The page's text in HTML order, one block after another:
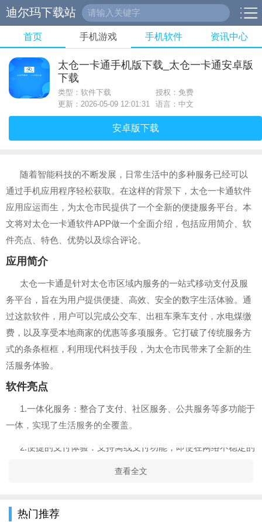
迪尔玛下载站
首页 手机游戏 手机软件 资讯中心
太仓一卡通手机版下载_太仓一卡通安卓版
下载
类型：软件下载
授权：免费
更新：2026-05-09 12:01:31
语言：中文
安卓版下载
随着智能科技的不断发展，日常生活中的多种服务已经可以
通过手机应用程序轻松获取。在这样的背景下，太仓一卡通软件
应用应运而生，为太仓市民提供了一个全新的便捷服务平台。本
文将对太仓一卡通软件APP做一个全面介绍，包括应用简介、软
件亮点、特色、优势以及综合评论。
应用简介
太仓一卡通是针对太仓市区域内服务的一站式移动支付及服
务平台，旨在为用户提供便捷、高效、安全的数字生活体验。通
过这款软件，用户可以完成公交车、出租车乘车支付，水电煤缴
费，以及享受本地商家的优惠等多项服务。它打破了传统服务方
式的条条框框，利用现代科技手段，为太仓市民带来了全新的生
活服务体验。
软件亮点
1.一体化服务：整合了支付、社区服务、公共服务等多功能于
一体，实现了生活服务的全覆盖。
2.便捷的支付体验：支持离线支付功能，即使在网络不稳定的
查看全文
热门推荐